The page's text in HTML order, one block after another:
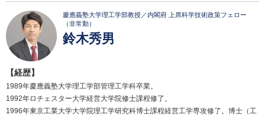
慶應義塾大学理工学部教授／内閣府 上席科学技術政策フェロー
（非常勤）
鈴木秀男
【経歴】
1989年慶應義塾大学理工学部管理工学科卒業。
1992年ロチェスター大学経営大学院修士課程修了。
1996年東京工業大学大学院理工学研究科博士課程経営工学専攻修了。博士（工